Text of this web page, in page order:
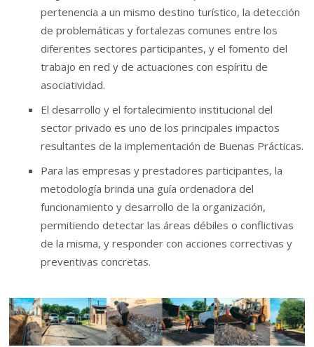
pertenencia a un mismo destino turístico, la detección
de problemáticas y fortalezas comunes entre los
diferentes sectores participantes, y el fomento del
trabajo en red y de actuaciones con espíritu de
asociatividad.
El desarrollo y el fortalecimiento institucional del
sector privado es uno de los principales impactos
resultantes de la implementación de Buenas Prácticas.
Para las empresas y prestadores participantes, la
metodología brinda una guía ordenadora del
funcionamiento y desarrollo de la organización,
permitiendo detectar las áreas débiles o conflictivas
de la misma, y responder con acciones correctivas y
preventivas concretas.